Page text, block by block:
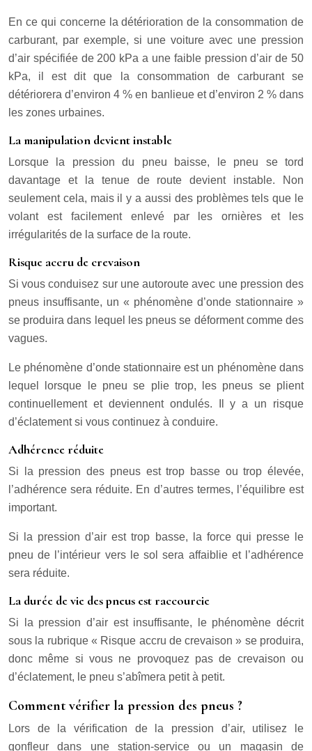
En ce qui concerne la détérioration de la consommation de
carburant, par exemple, si une voiture avec une pression
d’air spécifiée de 200 kPa a une faible pression d’air de 50
kPa, il est dit que la consommation de carburant se
détériorera d’environ 4 % en banlieue et d’environ 2 % dans
les zones urbaines.
La manipulation devient instable
Lorsque la pression du pneu baisse, le pneu se tord
davantage et la tenue de route devient instable. Non
seulement cela, mais il y a aussi des problèmes tels que le
volant est facilement enlevé par les ornières et les
irrégularités de la surface de la route.
Risque accru de crevaison
Si vous conduisez sur une autoroute avec une pression des
pneus insuffisante, un « phénomène d’onde stationnaire »
se produira dans lequel les pneus se déforment comme des
vagues.
Le phénomène d’onde stationnaire est un phénomène dans
lequel lorsque le pneu se plie trop, les pneus se plient
continuellement et deviennent ondulés. Il y a un risque
d’éclatement si vous continuez à conduire.
Adhérence réduite
Si la pression des pneus est trop basse ou trop élevée,
l’adhérence sera réduite. En d’autres termes, l’équilibre est
important.
Si la pression d’air est trop basse, la force qui presse le
pneu de l’intérieur vers le sol sera affaiblie et l’adhérence
sera réduite.
La durée de vie des pneus est raccourcie
Si la pression d’air est insuffisante, le phénomène décrit
sous la rubrique « Risque accru de crevaison » se produira,
donc même si vous ne provoquez pas de crevaison ou
d’éclatement, le pneu s’abîmera petit à petit.
Comment vérifier la pression des pneus ?
Lors de la vérification de la pression d’air, utilisez le
gonfleur dans une station-service ou un magasin de